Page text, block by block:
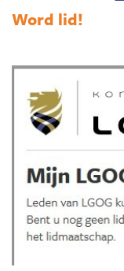
Word lid!